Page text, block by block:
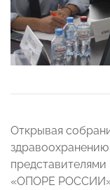
Открывая
«ОПОРЕ РОССИИ»